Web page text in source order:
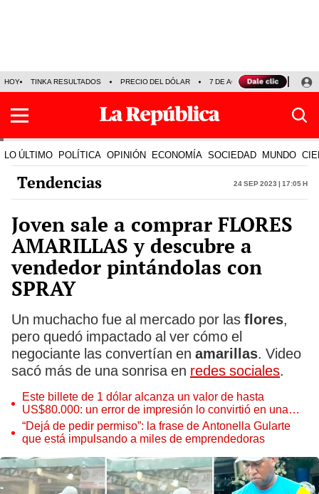
HOY TINKA RESULTADOS PRECIO DEL DÓLAR 7 DE AGOSTO OLLANTA
LO ÚLTIMO POLÍTICA OPINIÓN ECONOMÍA SOCIEDAD MUNDO
Tendencias 24 Sep 2023 | 17:05 h
Joven sale a comprar FLORES
AMARILLAS y descubre a
vendedor pintándolas con
SPRAY
Un muchacho fue al mercado por las flores,
pero quedó impactado al ver cómo el
negociante las convertían en amarillas. Video
sacó más de una sonrisa en redes sociales.
Este billete de 1 dólar alcanza un valor de hasta
US$80.000: un error de impresión lo convirtió en una
pieza única que hoy buscan coleccionistas de todo el
mundo
“Dejá de pedir permiso”: la frase de Antonella Gularte
que está impulsando a miles de emprendedoras